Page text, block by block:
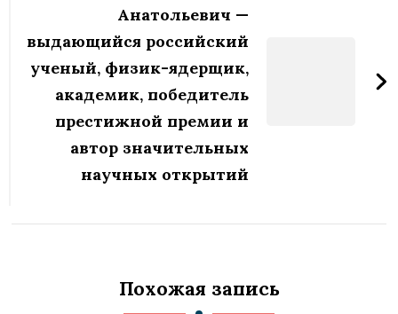
Анатольевич —
выдающийся российский
ученый, физик-ядерщик,
академик, победитель
престижной премии и
автор значительных
научных открытий
Похожая запись